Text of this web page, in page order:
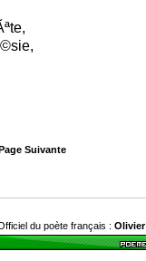
Suivante
du poète français : Olivier